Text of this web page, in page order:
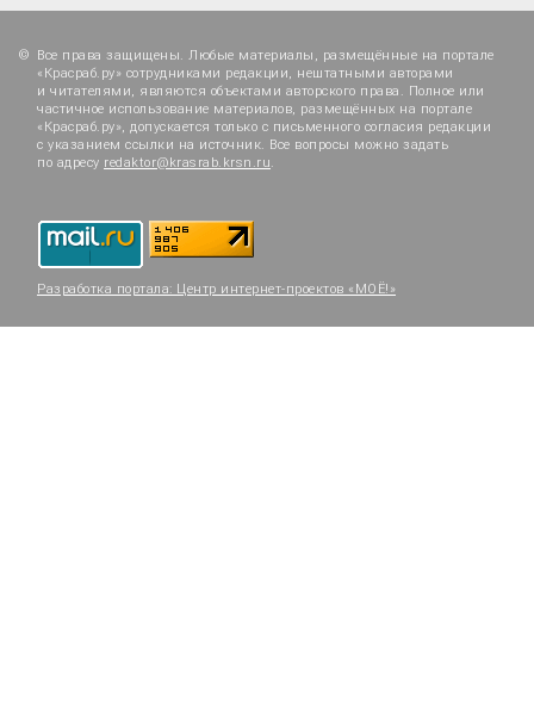
Все права защищены. Любые материалы, размещённые на портале
«Красраб.ру» сотрудниками редакции, нештатными авторами
и читателями, являются объектами авторского права. Полное или
частичное использование материалов, размещённых на портале
«Красраб.ру», допускается только с письменного согласия редакции
с указанием ссылки на источник. Все вопросы можно задать
по адресу redaktor@krasrab.krsn.ru.
Разработка портала: Центр интернет-проектов «МОЁ!»